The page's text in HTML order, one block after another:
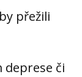
přežili
deprese či